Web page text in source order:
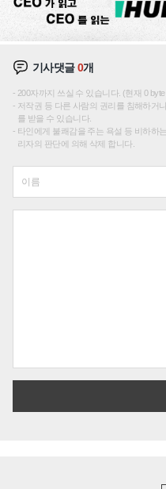
기사댓글0개
200자까지 쓰실 수 있습니다. (현재 0
저작권 등 다른 사람의 권리를 침해하거
를 받을 수 있습니다.
타인에게 불쾌감을 주는 욕설 등 비하하
리자의 판단에 의해 삭제 합니다.